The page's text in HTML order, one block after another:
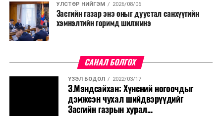
УЛСТӨР НИЙГЭМ 2026/08/06
Засгийн газар энэ оныг дуустал санхүүгийн
хэмнэлтийн горимд шилжинэ
САНАЛ БОЛГОХ
ҮЗЭЛ БОДОЛ 2022/03/17
З.Мэндсайхан: Хүнсний ногоочдыг
дэмжсэн чухал шийдвэрүүдийг
Засгийн газрын хурал...